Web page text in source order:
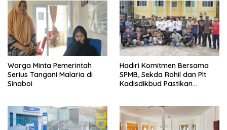
Warga Minta Pemerintah
Serius Tangani Malaria di
Sinaboi
Hadiri Komitmen Bersama
SPMB, Sekda Rohil dan Plt
Kadisdikbud Pastikan